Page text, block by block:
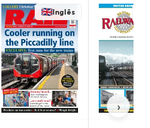
Inglês
›